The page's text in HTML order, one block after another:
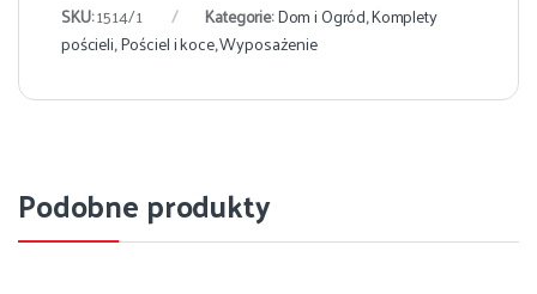
SKU:1514/1 Kategorie:Dom i Ogród,Komplety
pościeli,Pościel i koce,Wyposażenie
Podobne produkty